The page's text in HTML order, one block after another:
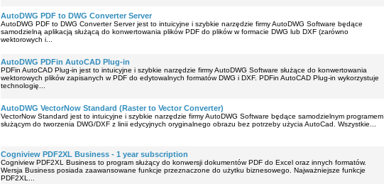
AutoDWG PDF to DWG Converter Server
AutoDWG PDF to DWG Converter Server jest to intuicyjne i szybkie narzędzie firmy AutoDWG Software będące
samodzielną aplikacją służącą do konwertowania plików PDF do plików w formacie DWG lub DXF (zarówno
wektorowych i...
AutoDWG PDFin AutoCAD Plug-in
PDFin AutoCAD Plug-in jest to intuicyjne i szybkie narzędzie firmy AutoDWG Software służące do konwertowania
wektorowych plików zapisanych w PDF do edytowalnych formatów DWG i DXF. PDFin AutoCAD Plug-in wykorzystuje
technologię...
AutoDWG VectorNow Standard (Raster to Vector Converter)
VectorNow Standard jest to intuicyjne i szybkie narzędzie firmy AutoDWG Software będące samodzielnym programem
służącym do tworzenia DWG/DXF z linii edycyjnych oryginalnego obrazu bez potrzeby użycia AutoCad. Wszystkie...
Cogniview PDF2XL Business - 1 year subscription
Cogniview PDF2XL Business to program służący do konwersji dokumentów PDF do Excel oraz innych formatów.
Wersja Business posiada zaawansowane funkcje przeznaczone do użytku biznesowego. Najważniejsze funkcje
PDF2XL...